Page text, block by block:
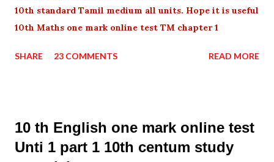
10th standard Tamil medium all units. Hope it is useful
10th Maths one mark online test TM chapter 1
SHARE 23 COMMENTS READ MORE
10 th English one mark online test
Unti 1 part 1 10th centum study